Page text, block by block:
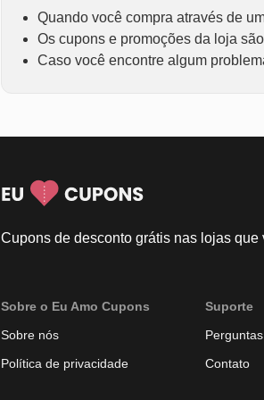
Quando você compra através de
Os cupons e promoções da loja
Caso você encontre algum
Cupons de desconto grátis nas lojas que
Sobre o Eu Amo Cupons
Sobre nós
Política de privacidade
Suporte
Contato